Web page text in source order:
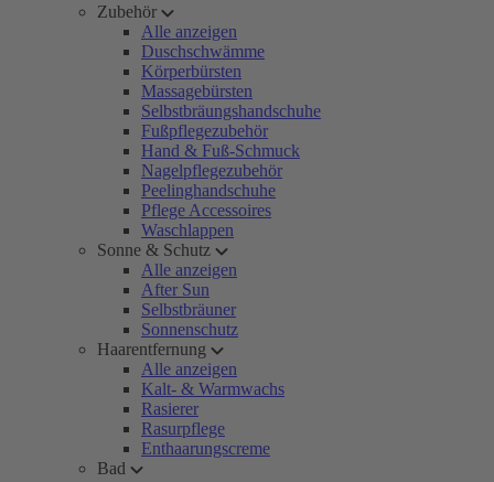
Zubehör
Alle anzeigen
Duschschwämme
Körperbürsten
Massagebürsten
Selbstbräungshandschuhe
Fußpflegezubehör
Hand & Fuß-Schmuck
Nagelpflegezubehör
Peelinghandschuhe
Pflege Accessoires
Waschlappen
Sonne & Schutz
Alle anzeigen
After Sun
Selbstbräuner
Sonnenschutz
Haarentfernung
Alle anzeigen
Kalt- & Warmwachs
Rasierer
Rasurpflege
Enthaarungscreme
Bad